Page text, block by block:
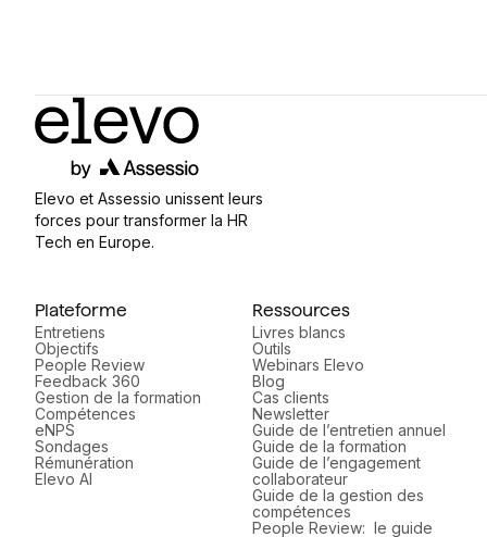
Elevo et Assessio unissent leurs
forces pour transformer la HR
Tech en Europe.
Plateforme
Entretiens
Objectifs
People Review
Feedback 360
Gestion de la formation
Compétences
eNPS
Sondages
Rémunération
Elevo AI
Ressources
Livres blancs
Outils
Webinars Elevo
Blog
Cas clients
Newsletter
Guide de l’entretien annuel
Guide de la formation
Guide de l’engagement
collaborateur
Guide de la gestion des
compétences
People Review: le guide